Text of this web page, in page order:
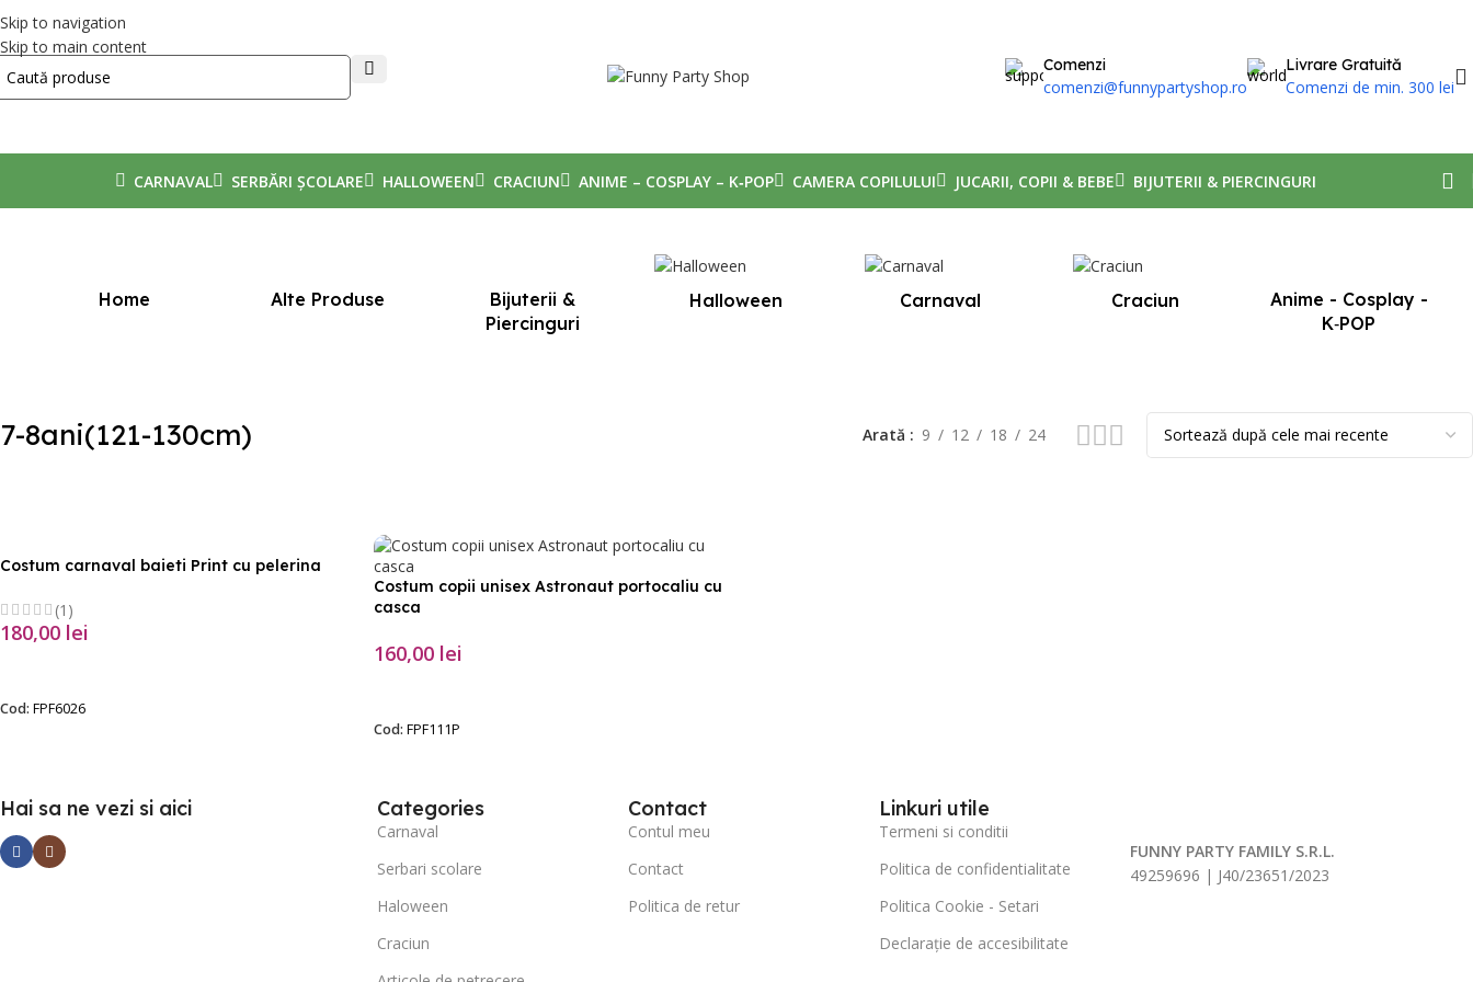
Skip to navigation
Skip to main content
Comenzi
comenzi@funnypartyshop.ro
Livrare Gratuită
Comenzi de min. 300 lei
CARNAVAL SERBĂRI ȘCOLARE HALLOWEEN CRACIUN ANIME – COSPLAY – K‑POP CAMERA COPILULUI JUCARII, COPII & BEBE
BIJUTERII & PIERCINGURI
7-8ani(121-130cm)
Home Alte Produse
Bijuterii &
Piercinguri
Halloween Carnaval Craciun
Anime - Cosplay -
K‑POP
7-8ani(121-130cm) Arată 9 12 18 24
Costum carnaval baieti Print cu pelerina
(1)
180,00 lei
Cod: FPF6026
Costum copii unisex Astronaut portocaliu cu
casca
160,00 lei
Cod: FPF111P
Hai sa ne vezi si aici Categories
Carnaval
Serbari scolare
Haloween
Craciun
Contact
Contul meu
Contact
Politica de retur
Linkuri utile
Termeni si conditii
Politica de confidentialitate
Politica Cookie - Setari
Declarație de accesibilitate
FUNNY PARTY FAMILY S.R.L.
49259696 | J40/23651/2023